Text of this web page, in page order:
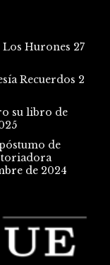
Hurones 27
Recuerdos 2
su libro de
de
de 2024